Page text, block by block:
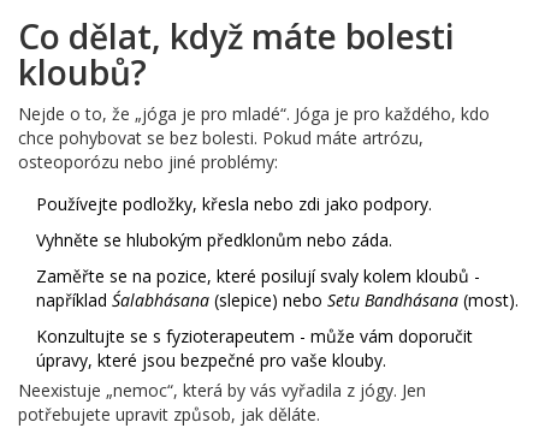
Co dělat, když máte bolesti
kloubů?
Nejde o to, že „jóga je pro mladé“. Jóga je pro každého, kdo
chce pohybovat se bez bolesti. Pokud máte artrózu,
osteoporózu nebo jiné problémy:
Používejte podložky, křesla nebo zdi jako podpory.
Vyhněte se hlubokým předklonům nebo záda.
Zaměřte se na pozice, které posilují svaly kolem kloubů -
například Śalabhásana (slepice) nebo Setu Bandhásana (most).
Konzultujte se s fyzioterapeutem - může vám doporučit
úpravy, které jsou bezpečné pro vaše klouby.
Neexistuje „nemoc“, která by vás vyřadila z jógy. Jen
potřebujete upravit způsob, jak děláte.